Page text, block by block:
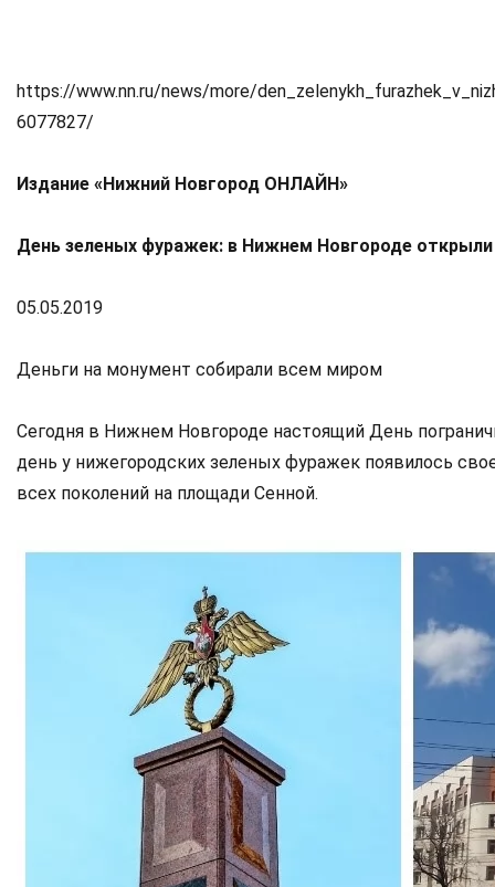
https://www.nn.ru/news/more/
6077827/
Издание «Нижний Новгород ОНЛАЙН»
День зеленых фуражек: в Нижнем Новгороде открыли
05.05.2019
Деньги на монумент собирали всем миром
Сегодня в Нижнем Новгороде настоящий День
день у нижегородских зеленых фуражек появилось
всех поколений на площади Сенной.